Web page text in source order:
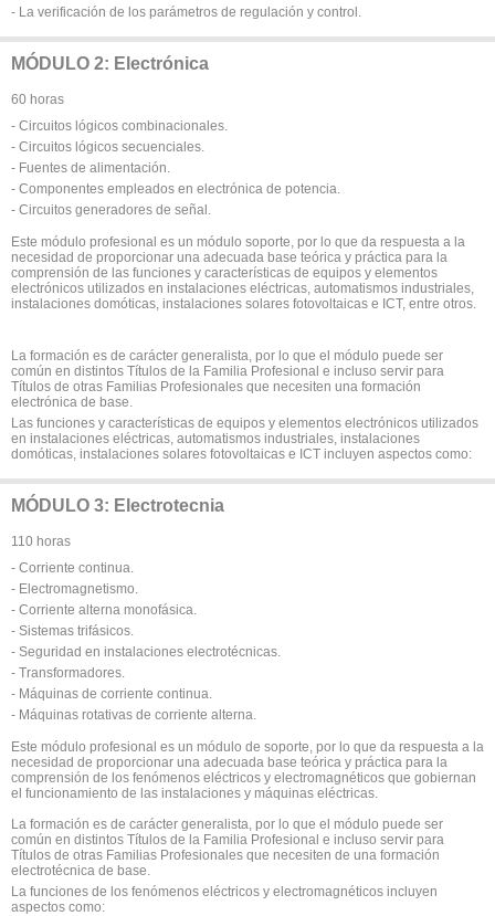
- La verificación de los parámetros de regulación y control.
MÓDULO 2: Electrónica
60 horas
- Circuitos lógicos combinacionales.
- Circuitos lógicos secuenciales.
- Fuentes de alimentación.
- Componentes empleados en electrónica de potencia.
- Circuitos generadores de señal.
Este módulo profesional es un módulo soporte, por lo que da respuesta a la
necesidad de proporcionar una adecuada base teórica y práctica para la
comprensión de las funciones y características de equipos y elementos
electrónicos utilizados en instalaciones eléctricas, automatismos industriales,
instalaciones domóticas, instalaciones solares fotovoltaicas e ICT, entre otros.
La formación es de carácter generalista, por lo que el módulo puede ser
común en distintos Títulos de la Familia Profesional e incluso servir para
Títulos de otras Familias Profesionales que necesiten una formación
electrónica de base.
Las funciones y características de equipos y elementos electrónicos utilizados
en instalaciones eléctricas, automatismos industriales, instalaciones
domóticas, instalaciones solares fotovoltaicas e ICT incluyen aspectos como:
MÓDULO 3: Electrotecnia
110 horas
- Corriente continua.
- Electromagnetismo.
- Corriente alterna monofásica.
- Sistemas trifásicos.
- Seguridad en instalaciones electrotécnicas.
- Transformadores.
- Máquinas de corriente continua.
- Máquinas rotativas de corriente alterna.
Este módulo profesional es un módulo de soporte, por lo que da respuesta a la
necesidad de proporcionar una adecuada base teórica y práctica para la
comprensión de los fenómenos eléctricos y electromagnéticos que gobiernan
el funcionamiento de las instalaciones y máquinas eléctricas.
La formación es de carácter generalista, por lo que el módulo puede ser
común en distintos Títulos de la Familia Profesional e incluso servir para
Títulos de otras Familias Profesionales que necesiten de una formación
electrotécnica de base.
La funciones de los fenómenos eléctricos y electromagnéticos incluyen
aspectos como: